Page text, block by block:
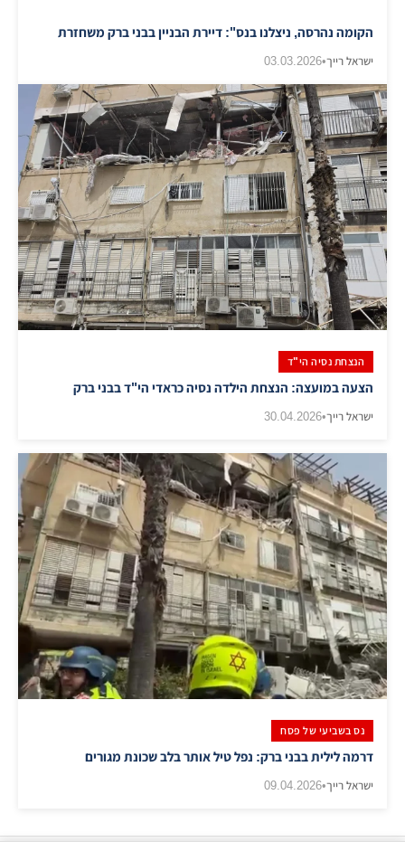
הקומה נהרסה, ניצלנו בנס": דיירת הבניין בבני ברק משחזרת
ישראל רייך•
03.03.2026
הנצחת נסיה הי"ד
הצעה במועצה: הנצחת הילדה נסיה כראדי הי"ד בבני ברק
ישראל רייך•
30.04.2026
נס בשביעי של פסח
דרמה לילית בבני ברק: נפל טיל אותר בלב שכונת מגורים
ישראל רייך•
09.04.2026